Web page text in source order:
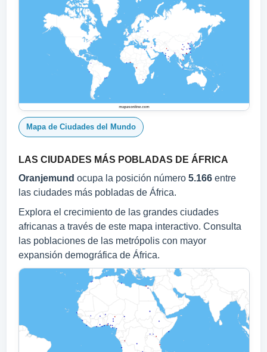
Mapa de Ciudades del Mundo
LAS CIUDADES MÁS POBLADAS DE ÁFRICA
Oranjemund ocupa la posición número 5.166 entre
las ciudades más pobladas de África.
Explora el crecimiento de las grandes ciudades
africanas a través de este mapa interactivo. Consulta
las poblaciones de las metrópolis con mayor
expansión demográfica de África.